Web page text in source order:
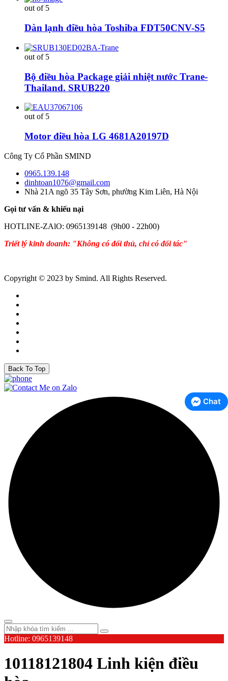
out of 5
Dàn lạnh điều hòa Toshiba FDT50CNV-S5
out of 5
Bộ điều hòa Package giải nhiệt nước Trane-
Thailand. SRUB220
out of 5
Motor điều hòa LG 4681A20197D
Công Ty Cổ Phần SMIND
0965.139.148
dinhtoan1076@gmail.com
Nhà 21A ngõ 35 Tây Sơn, phường Kim Liên, Hà Nội
Gọi tư vấn & khiếu nại
HOTLINE-ZAlO: 0965139148 (9h00 - 22h00)
Triết lý kinh doanh: "Không có đối thủ, chỉ có đối tác"
Copyright © 2023 by Smind. All Rights Reserved.
Back To Top
Chat
Hotline: 0965139148
10118121804 Linh kiện điều